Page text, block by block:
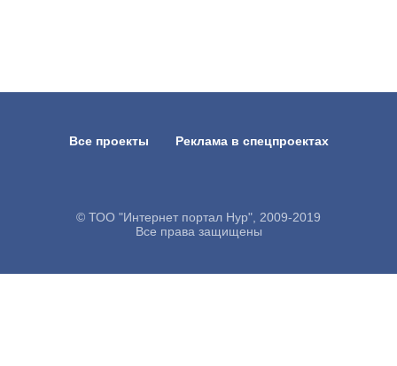
Все проекты Реклама в спецпроектах
© ТОО "Интернет портал Нур", 2009-2019
Все права защищены